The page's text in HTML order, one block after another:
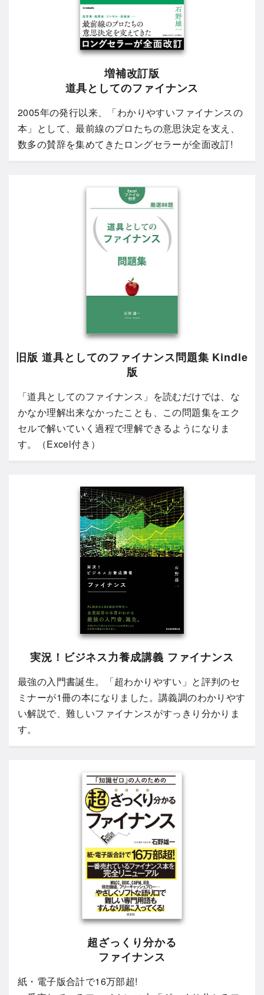
増補改訂版
道具としてのファイナンス
2005年の発行以来、「わかりやすいファイナンスの
本」として、最前線のプロたちの意思決定を支え、
数多の賛辞を集めてきたロングセラーが全面改訂!
旧版 道具としてのファイナンス問題集 Kindle
版
「道具としてのファイナンス」を読むだけでは、な
かなか理解出来なかったことも、この問題集をエク
セルで解いていく過程で理解できるようになりま
す。（Excel付き）
実況！ビジネス力養成講義 ファイナンス
最強の入門書誕生。「超わかりやすい」と評判のセ
ミナーが1冊の本になりました。講義調のわかりやす
い解説で、難しいファイナンスがすっきり分かりま
す。
超ざっくり分かる
ファイナンス
紙・電子版合計で16万部超!